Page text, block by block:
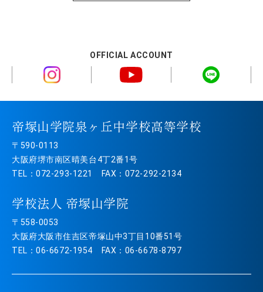
OFFICIAL ACCOUNT
帝塚山学院泉ヶ丘中学校高等学校
〒590-0113
大阪府堺市南区晴美台4丁2番1号
TEL：072-293-1221 FAX：072-292-2134
学校法人 帝塚山学院
〒558-0053
大阪府大阪市住吉区帝塚山中3丁目10番51号
TEL：06-6672-1954 FAX：06-6678-8797